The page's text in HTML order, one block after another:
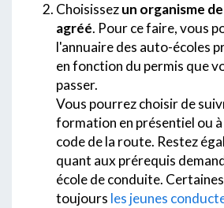
Choisissezun organisme
agréé. Pour ce faire, vous
l'annuaire des auto-écoles
en fonction du permis que
passer.
Vous pourrez choisir de
formation en présentiel ou
code de la route. Restez
quant aux prérequis
école de conduite.
toujours les jeunes